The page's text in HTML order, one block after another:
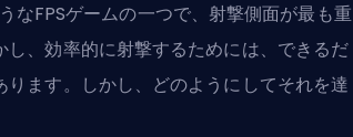
FPSゲームの一つで、射撃側面が最も重
、効率的に射撃するためには、できるだ
ます。しかし、どのようにしてそれを達